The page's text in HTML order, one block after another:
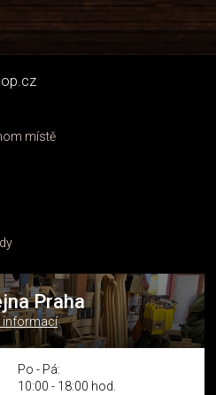
místě
Praha
informací
Po - Pá:
10:00 - 18:00 hod.